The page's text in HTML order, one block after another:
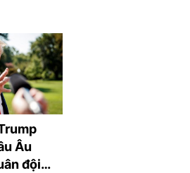
Âu
đội